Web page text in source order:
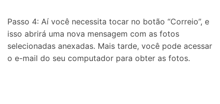
Passo 4: Aí você necessita tocar no botão “Correio”, e
isso abrirá uma nova mensagem com as fotos
selecionadas anexadas. Mais tarde, você pode acessar
o e-mail do seu computador para obter as fotos.